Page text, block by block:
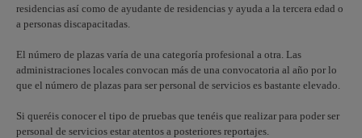
residencias así como de ayudante de residencias y ayuda a la tercera edad o
a personas discapacitadas.
El número de plazas varía de una categoría profesional a otra. Las
administraciones locales convocan más de una convocatoria al año por lo
que el número de plazas para ser personal de servicios es bastante elevado.
Si queréis conocer el tipo de pruebas que tenéis que realizar para poder ser
personal de servicios estar atentos a posteriores reportajes.